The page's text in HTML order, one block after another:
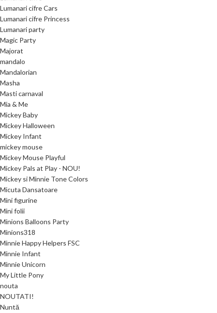
Lumanari cifre Cars
Lumanari cifre Princess
Lumanari party
Magic Party
Majorat
mandalo
Mandalorian
Masha
Masti carnaval
Mia & Me
Mickey Baby
Mickey Halloween
Mickey Infant
mickey mouse
Mickey Mouse Playful
Mickey Pals at Play - NOU!
Mickey si Minnie Tone Colors
Micuta Dansatoare
Mini figurine
Mini folii
Minions Balloons Party
Minions318
Minnie Happy Helpers FSC
Minnie Infant
Minnie Unicorn
My Little Pony
nouta
NOUTATI!
Nuntă